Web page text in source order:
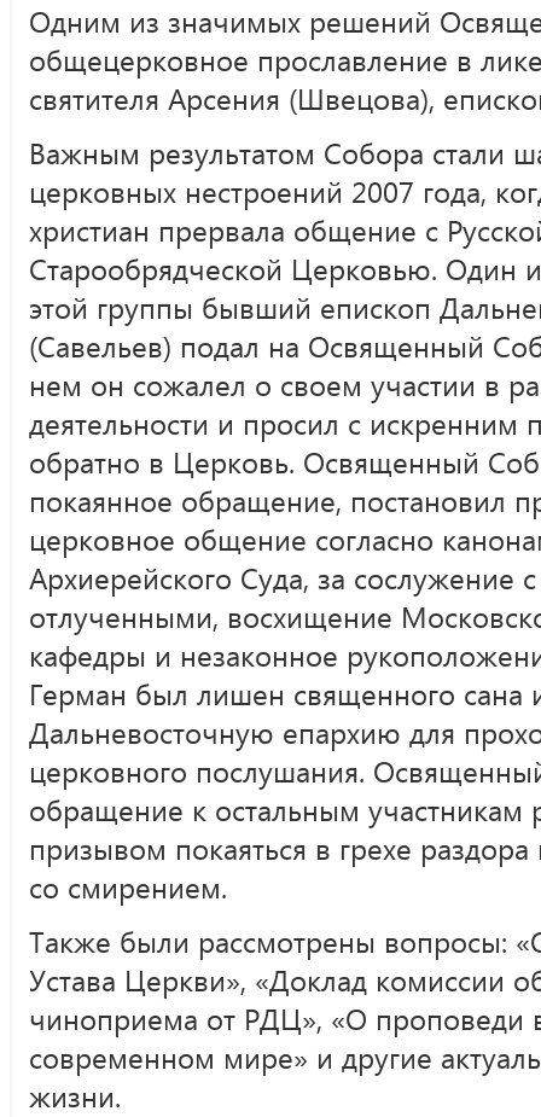
Одним из значимых решений
общецерковное прославление в
святителя Арсения (Швецова),
Важным результатом Собора стали
церковных нестроений 2007 года,
христиан прервала общение с
Старообрядческой Церковью. Один
этой группы бывший епископ
(Савельев) подал на Освященный
нем он сожалел о своем участии в
деятельности и просил с искренним
обратно в Церковь. Освященный
покаянное обращение, постановил
церковное общение согласно
Архиерейского Суда, за сослужение
отлученными, восхищение
кафедры и незаконное
Герман был лишен священного сана
Дальневосточную епархию для
церковного послушания.
обращение к остальным участникам
призывом покаяться в грехе
со смирением.
Также были рассмотрены вопросы:
Устава Церкви», «Доклад комиссии
чиноприема от РДЦ», «О проповеди
современном мире» и другие
жизни.